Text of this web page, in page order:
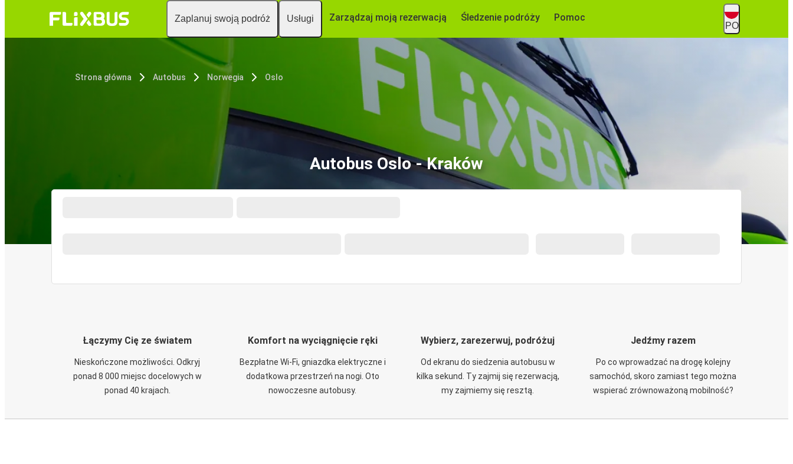
Zaplanuj swoją podróż Usługi Zarządzaj moją rezerwacją Śledzenie podróży Pomoc
PO
Strona główna Autobus Norwegia Oslo
Autobus Oslo - Kraków
Łączymy Cię ze światem
Nieskończone możliwości. Odkryj
ponad 8 000 miejsc docelowych w
ponad 40 krajach.
Komfort na wyciągnięcie ręki
Bezpłatne Wi-Fi, gniazdka elektryczne i
dodatkowa przestrzeń na nogi. Oto
nowoczesne autobusy.
Wybierz, zarezerwuj, podróżuj
Od ekranu do siedzenia autobusu w
kilka sekund. Ty zajmij się rezerwacją,
my zajmiemy się resztą.
Jedźmy razem
Po co wprowadzać na drogę kolejny
samochód, skoro zamiast tego można
wspierać zrównoważoną mobilność?